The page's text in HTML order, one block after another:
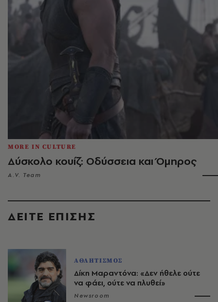
MORE IN CULTURE
Δύσκολο κουίζ: Οδύσσεια και Όμηρος
A.V. Team
ΔΕΙΤΕ ΕΠΙΣΗΣ
ΑΘΛΗΤΙΣΜΟΣ
Δίκη Μαραντόνα: «Δεν ήθελε ούτε
να φάει, ούτε να πλυθεί»
Newsroom